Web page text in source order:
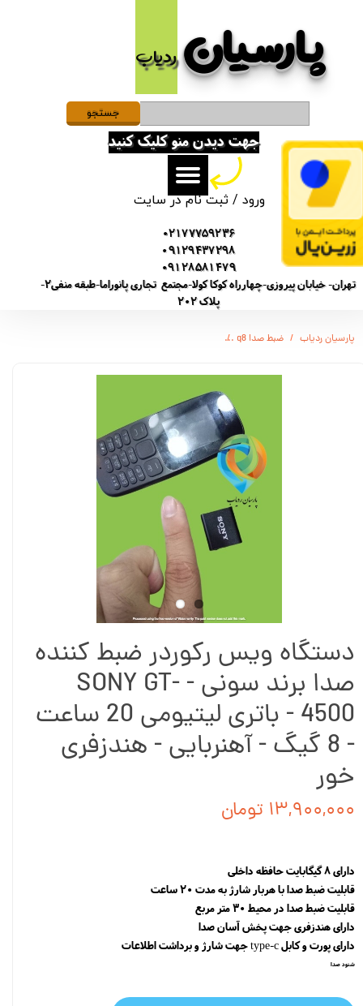
پارسیان​​​​​​​ردیاب
ورود /ثبت نام در سایت
حساب کاربری من
تغییر گذر واژه
سفارشات
خروج از حساب کاربری
02177759236
09129437298
09128581479
تهران- خیابان پیروزی-چهارراه کوکا کولا-مجتمع تجاری پانوراما-طبقه منفی2-
پلاک 202
جهت دیدن منو کلیک کنید
جستجو
پارسیان ردیاب ضبط صدا q8
دستگاه ویس رکوردر ضبط کننده
صدا برند سونی - SONY GT-
4500 - باتری لیتیومی 20 ساعت
- 8 گیگ - آهنربایی - هندزفری
خور
۱۳,۹۰۰,۰۰۰ تومان
دارای 8 گیگابایت حافظه داخلی
قابلیت ضبط صدا با هربار شارژ به مدت 20 ساعت
قابلیت ضبط صدا در محیط 30 متر مربع
دارای هندزفری جهت پخش آسان صدا
دارای پورت و کابل type-c جهت شارژ و برداشت اطلاعات
شنود صدا